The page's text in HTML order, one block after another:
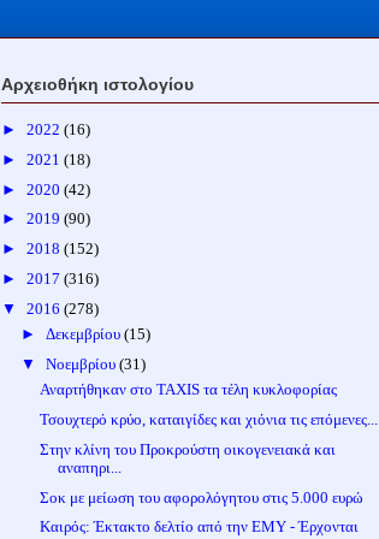
Αρχειοθήκη ιστολογίου
► 2022 (16)
► 2021 (18)
► 2020 (42)
► 2019 (90)
► 2018 (152)
► 2017 (316)
▼ 2016 (278)
► Δεκεμβρίου (15)
▼ Νοεμβρίου (31)
Αναρτήθηκαν στο ΤΑΧΙS τα τέλη κυκλοφορίας
Τσουχτερό κρύο, καταιγίδες και χιόνια τις επόμενες...
Στην κλίνη του Προκρούστη οικογενειακά και
αναπηρι...
Σοκ με μείωση του αφορολόγητου στις 5.000 ευρώ
Καιρός: Έκτακτο δελτίο από την ΕΜΥ - Έρχονται